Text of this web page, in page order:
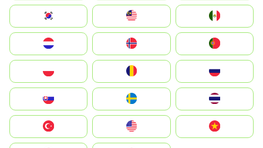
South Korea
United States